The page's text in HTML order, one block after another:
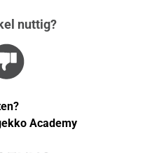
nuttig?
Academy